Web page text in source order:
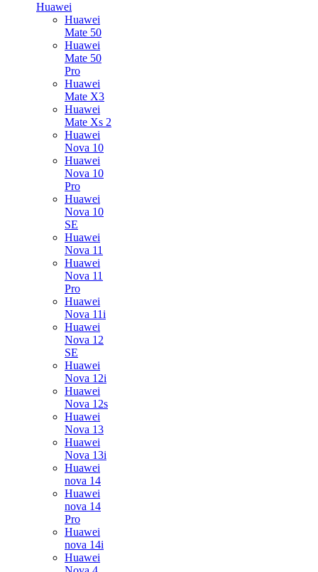
Huawei
Huawei
Mate 50
Huawei
Mate 50
Pro
Huawei
Mate X3
Huawei
Mate Xs 2
Huawei
Nova 10
Huawei
Nova 10
Pro
Huawei
Nova 10
SE
Huawei
Nova 11
Huawei
Nova 11
Pro
Huawei
Nova 11i
Huawei
Nova 12
SE
Huawei
Nova 12i
Huawei
Nova 12s
Huawei
Nova 13
Huawei
Nova 13i
Huawei
nova 14
Huawei
nova 14
Pro
Huawei
nova 14i
Huawei